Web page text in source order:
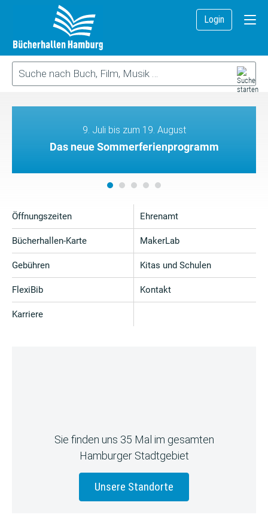
Login
9. Juli bis zum 19. August
Das neue Sommerferienprogramm
Öffnungszeiten
Bücherhallen-Karte
Gebühren
FlexiBib
Karriere
Ehrenamt
MakerLab
Kitas und Schulen
Kontakt
Sie finden uns 35 Mal im gesamten
Hamburger Stadtgebiet
Unsere Standorte